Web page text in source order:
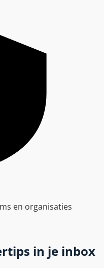
en organisaties
in je inbox